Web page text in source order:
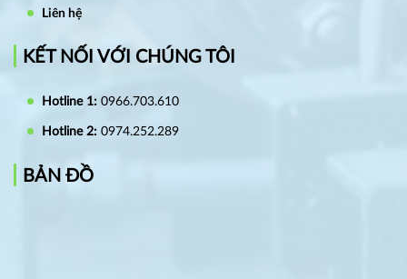
Liên hệ
KẾT NỐI VỚI CHÚNG TÔI
Hotline 1: 0966.703.610
Hotline 2: 0974.252.289
BẢN ĐỒ